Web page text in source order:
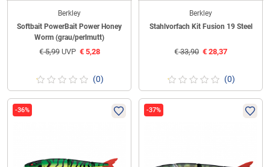
Berkley
Softbait PowerBait Power Honey
Worm (grau/perlmutt)
€5,99UVP €5,28
(0)
Berkley
Stahlvorfach Kit Fusion 19 Steel
€33,90 € 28,37
(0)
-36% -37%